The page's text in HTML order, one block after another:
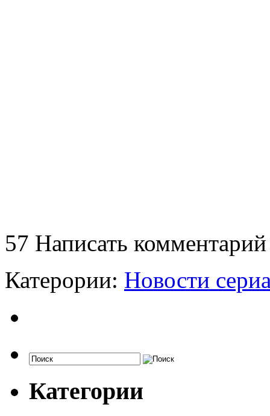
57 Написать комментарий
Катерории: Новости
Категории